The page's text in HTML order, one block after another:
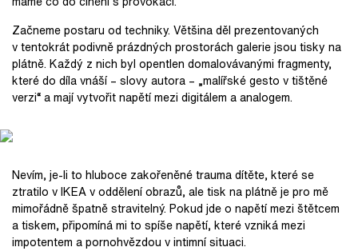
Začneme postaru od techniky. Většina děl prezentovaných
v tentokrát podivně prázdných prostorách galerie jsou tisky na
plátně. Každý z nich byl opentlen domalovávanými fragmenty,
které do díla vnáší – slovy autora – „malířské gesto v tištěné
verzi“ a mají vytvořit napětí mezi digitálem a analogem.
Nevím, je-li to hluboce zakořeněné trauma dítěte, které se
ztratilo v IKEA v oddělení obrazů, ale tisk na plátně je pro mě
mimořádně špatně stravitelný. Pokud jde o napětí mezi štětcem
a tiskem, připomíná mi to spíše napětí, které vzniká mezi
impotentem a pornohvězdou v intimní situaci.